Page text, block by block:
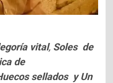
vital, Soles de
de
sellados y Un